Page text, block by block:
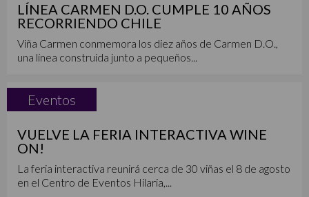
LÍNEA CARMEN D.O. CUMPLE 10 AÑOS
RECORRIENDO CHILE
Viña Carmen conmemora los diez años de Carmen D.O.,
una línea construida junto a pequeños...
Eventos
VUELVE LA FERIA INTERACTIVA WINE
ON!
La feria interactiva reunirá cerca de 30 viñas el 8 de agosto
en el Centro de Eventos Hilaria,...